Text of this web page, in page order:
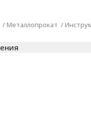
Металлопрокат